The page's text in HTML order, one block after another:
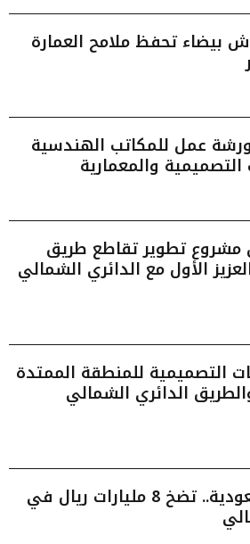
بيضاء تحفظ ملامح العمارة
عمل للمكاتب الهندسية
والمعمارية
ضمن مشروع تطوير تقاطع طريق
الأول مع الدائري الشمالي
التصميمية للمنطقة الممتدة
الدائري الشمالي
خريطة العمارة السعودية.. تضخ 8 مليارات ريال في